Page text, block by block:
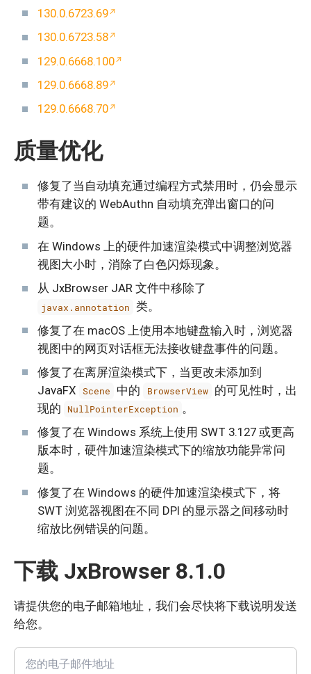
130.0.6723.69
130.0.6723.58
129.0.6668.100
129.0.6668.89
129.0.6668.70
质量优化
修复了当自动填充通过编程方式禁用时，仍会显示
带有建议的 WebAuthn 自动填充弹出窗口的问
题。
在 Windows 上的硬件加速渲染模式中调整浏览器
视图大小时，消除了白色闪烁现象。
从 JxBrowser JAR 文件中移除了
javax.annotation 类。
修复了在 macOS 上使用本地键盘输入时，浏览器
视图中的网页对话框无法接收键盘事件的问题。
修复了在离屏渲染模式下，当更改未添加到
JavaFX Scene 中的 BrowserView 的可见性时，出
现的 NullPointerException 。
修复了在 Windows 系统上使用 SWT 3.127 或更高
版本时，硬件加速渲染模式下的缩放功能异常问
题。
修复了在 Windows 的硬件加速渲染模式下，将
SWT 浏览器视图在不同 DPI 的显示器之间移动时
缩放比例错误的问题。
下载 JxBrowser 8.1.0
请提供您的电子邮箱地址，我们会尽快将下载说明发送
给您。